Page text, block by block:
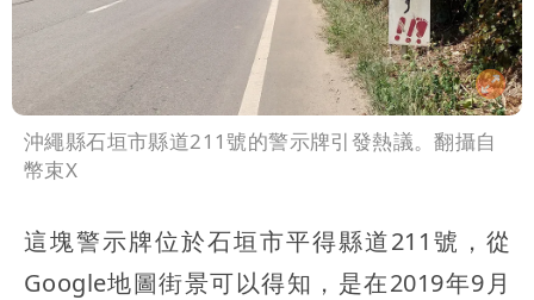
超Man
駐英台北代表處徵助理 薪資99K！工作
內容讓人看傻
白海豚明恐海警！全台大雨3天「這區下
到紫爆」
疑「破百間日租套房」遭罰25萬 業者
沖繩縣石垣市縣道211號的警示牌引發熱議。翻攝自
幣束X
這塊警示牌位於石垣市平得縣道211號，從
Google地圖街景可以得知，是在2019年9月